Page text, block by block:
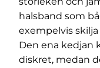
halsband som
exempelvis
Den ena kedjan
diskret, medan